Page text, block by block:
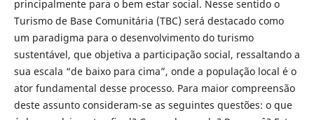
principalmente para o bem estar social. Nesse sentido o
Turismo de Base Comunitária (TBC) será destacado como
um paradigma para o desenvolvimento do turismo
sustentável, que objetiva a participação social, ressaltando a
sua escala “de baixo para cima”, onde a população local é o
ator fundamental desse processo. Para maior compreensão
deste assunto consideram-se as seguintes questões: o que